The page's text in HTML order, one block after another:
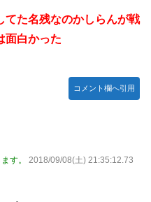
てた名残なのかしらんが戦
面白かった
コメント欄へ引用
す。
2018/09/08(土) 21:35:12.73